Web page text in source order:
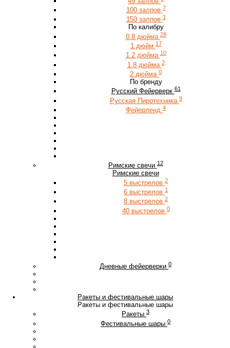
100 залпов 7
150 залпов 1
По калибру
0.8 дюйма 28
1 дюйм 17
1.2 дюйма 10
1.8 дюйма 2
2 дюйма 0
По бренду
Русский Фейерверк 61
Русская Пиротехника 9
Фейерленд 4
Римские свечи 12
Римские свечи
5 выстрелов 2
6 выстрелов 1
8 выстрелов 2
40 выстрелов 0
Дневные фейерверки 0
Ракеты и фестивальные шары
Ракеты и фестивальные шары
Ракеты 3
Фестивальные шары 0